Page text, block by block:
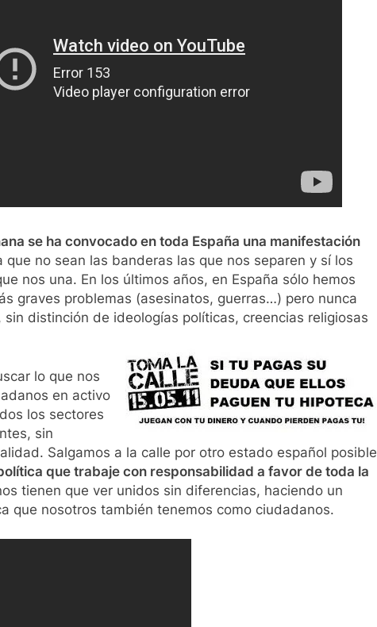
se ha convocado en toda España una manifestación
que no sean las banderas las que nos separen y sí los
nos una. En los últimos años, en España sólo hemos
graves problemas (asesinatos, guerras…) pero nunca
distinción de ideologías políticas, creencias religiosas
lo que nos
en activo
los sectores
sin
Salgamos a la calle por otro estado español posible
que trabaje con responsabilidad a favor de toda la
tienen que ver unidos sin diferencias, haciendo un
que nosotros también tenemos como ciudadanos.